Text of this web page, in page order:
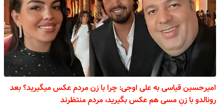
امیرحسین قیاسی به علی اوجی: چرا با زن مردم عکس میگیرید؟ بعد
رونالدو با زنِ مسی هم عکس بگیرید، مردم منتظرند